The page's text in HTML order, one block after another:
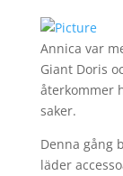
Annica var
Giant Doris
återkommer
saker.
Denna gång
läder